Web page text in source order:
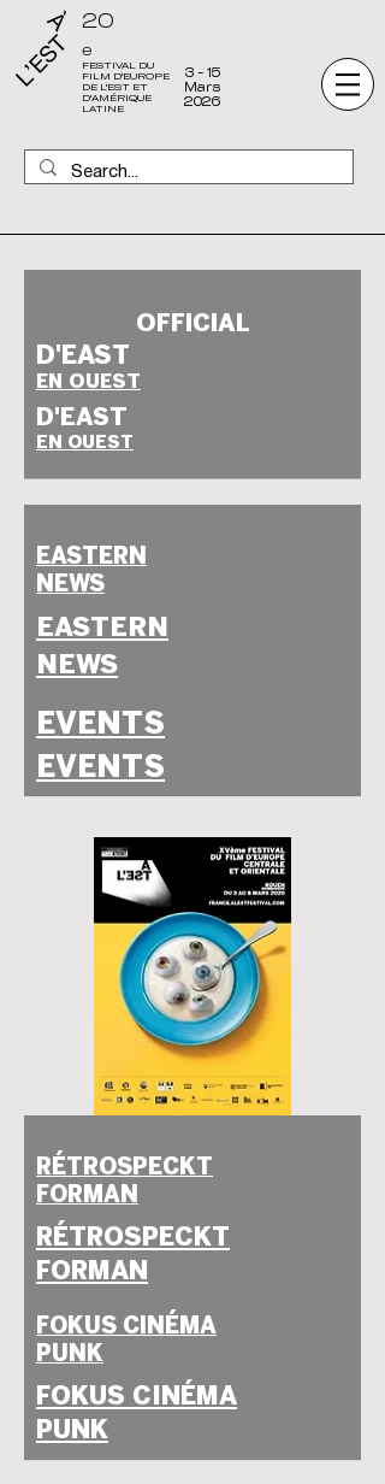
FESTIVAL DU
FILM D'EUROPE
DE L'EST ET
D'AMÉRIQUE
LATINE
20
e
3 - 15
Mars
2026
OFFICIAL
SELECTION
SELECTION
D'EAST
EN OUEST
D'EAST
EN OUEST
EASTERN
NEWS
EASTERN
NEWS
EVENTS
EVENTS
RÉTROSPECKT
FORMAN
RÉTROSPECKT
FORMAN
FOKUS CINÉMA
PUNK
FOKUS CINÉMA
PUNK